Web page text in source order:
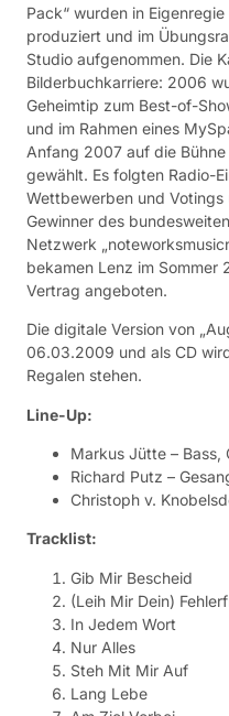
Pack“ wurden in Eigenregie
produziert und im
Studio aufgenommen. Die
Bilderbuchkarriere: 2006
Geheimtip zum Best-of-
und im Rahmen eines
Anfang 2007 auf die
gewählt. Es folgten Radio-
Wettbewerben und Votings
Gewinner des
Netzwerk
bekamen Lenz im
Vertrag angeboten.
Die digitale Version von
06.03.2009 und als CD
Regalen stehen.
Line-Up:
Markus Jütte – Bass,
Richard Putz –
Christoph v.
Tracklist:
Gib Mir Bescheid
(Leih Mir Dein)
In Jedem Wort
Nur Alles
Steh Mit Mir Auf
Lang Lebe